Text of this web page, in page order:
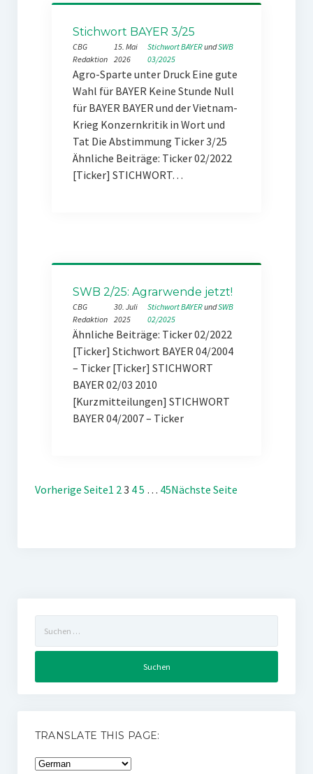
Stichwort BAYER 3/25
CBG
Redaktion
15. Mai
2026
Stichwort BAYER und SWB
03/2025
Agro-Sparte unter Druck Eine gute
Wahl für BAYER Keine Stunde Null
für BAYER BAYER und der Vietnam-
Krieg Konzernkritik in Wort und
Tat Die Abstimmung Ticker 3/25
Ähnliche Beiträge: Ticker 02/2022
[Ticker] STICHWORT…
SWB 2/25: Agrarwende jetzt!
CBG
Redaktion
30. Juli
2025
Stichwort BAYER und SWB
02/2025
Ähnliche Beiträge: Ticker 02/2022
[Ticker] Stichwort BAYER 04/2004
– Ticker [Ticker] STICHWORT
BAYER 02/03 2010
[Kurzmitteilungen] STICHWORT
BAYER 04/2007 – Ticker
Vorherige Seite1 23 45 … 45Nächste Seite
nach:
TRANSLATE THIS PAGE: